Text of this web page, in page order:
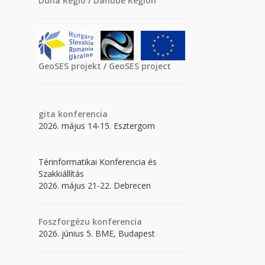
GeoSES projekt / GeoSES project
gita konferencia
2026. május 14-15. Esztergom
Térinformatikai Konferencia és
Szakkiállítás
2026. május 21-22. Debrecen
Foszforgézu konferencia
2026. június 5. BME, Budapest